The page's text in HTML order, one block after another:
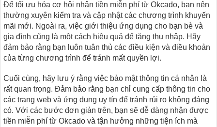
Để tối ưu hóa cơ hội nhận tiền miễn phí từ Okcado, bạn nên
thường xuyên kiểm tra và cập nhật các chương trình khuyến
mãi mới. Ngoài ra, việc giới thiệu ứng dụng cho bạn bè và
gia đình cũng là một cách hiệu quả để tăng thu nhập. Hãy
đảm bảo rằng bạn luôn tuân thủ các điều kiện và điều khoản
của từng chương trình để tránh mất quyền lợi.
Cuối cùng, hãy lưu ý rằng việc bảo mật thông tin cá nhân là
rất quan trọng. Đảm bảo rằng bạn chỉ cung cấp thông tin cho
các trang web và ứng dụng uy tín để tránh rủi ro không đáng
có. Với các bước đơn giản trên, bạn sẽ dễ dàng nhận được
tiền miễn phí từ Okcado và tận hưởng những tiện ích mà